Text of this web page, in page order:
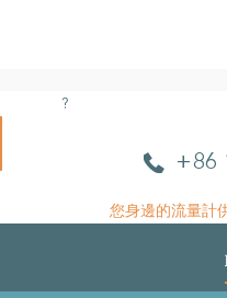
?
電
話
+86
您身邊的流量計